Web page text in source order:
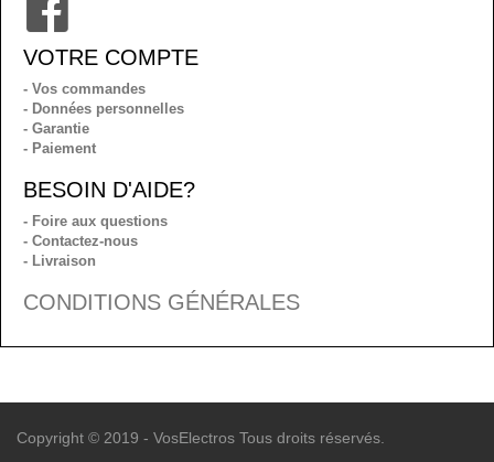
VOTRE COMPTE
- Vos commandes
- Données personnelles
- Garantie
- Paiement
BESOIN D'AIDE?
- Foire aux questions
- Contactez-nous
- Livraison
CONDITIONS GÉNÉRALES
Copyright © 2019 - VosElectros Tous droits réservés.